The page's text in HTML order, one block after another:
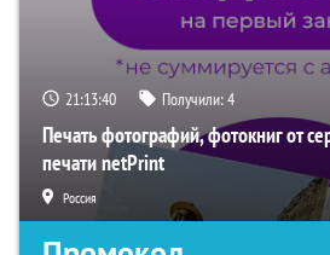
21:13:39 Получили:4
Печать фотографий, фотокниг от
печати netPrint
Россия